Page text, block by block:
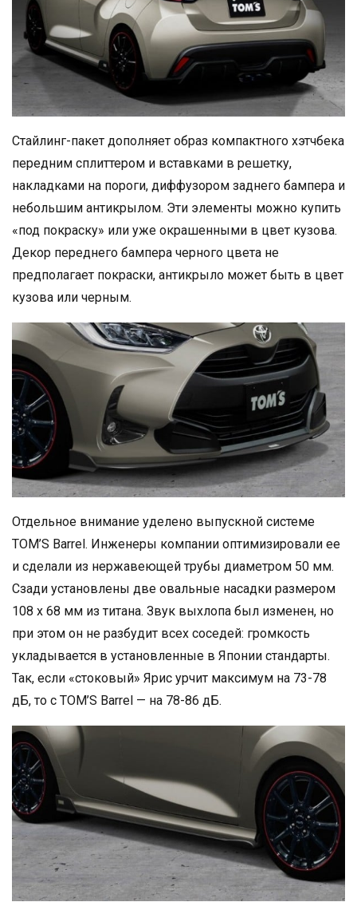
Стайлинг-пакет дополняет образ компактного хэтчбека
передним сплиттером и вставками в решетку,
накладками на пороги, диффузором заднего бампера и
небольшим антикрылом. Эти элементы можно купить
«под покраску» или уже окрашенными в цвет кузова.
Декор переднего бампера черного цвета не
предполагает покраски, антикрыло может быть в цвет
кузова или черным.
Отдельное внимание уделено выпускной системе
TOM’S Barrel. Инженеры компании оптимизировали ее
и сделали из нержавеющей трубы диаметром 50 мм.
Сзади установлены две овальные насадки размером
108 x 68 мм из титана. Звук выхлопа был изменен, но
при этом он не разбудит всех соседей: громкость
укладывается в установленные в Японии стандарты.
Так, если «стоковый» Ярис урчит максимум на 73-78
дБ, то с TOM’S Barrel — на 78-86 дБ.